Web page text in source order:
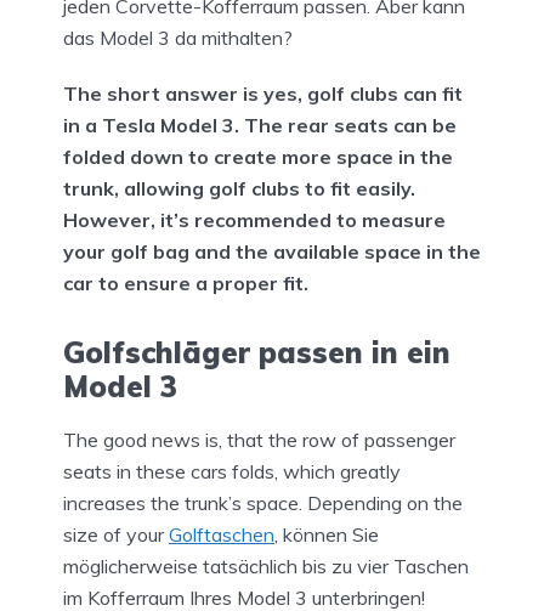
jeden Corvette-Kofferraum passen. Aber kann
das Model 3 da mithalten?
The short answer is yes, golf clubs can fit
in a Tesla Model 3. The rear seats can be
folded down to create more space in the
trunk, allowing golf clubs to fit easily.
However, it’s recommended to measure
your golf bag and the available space in the
car to ensure a proper fit.
Golfschläger passen in ein
Model 3
The good news is, that the row of passenger
seats in these cars folds, which greatly
increases the trunk’s space. Depending on the
size of yourGolftaschen , können Sie
möglicherweise tatsächlich bis zu vier Taschen
im Kofferraum Ihres Model 3 unterbringen!